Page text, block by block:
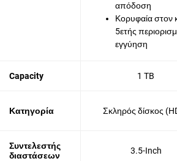
απόδοση
Κορυφαία στον
5ετής
εγγύηση
Capacity 1 TB
Κατηγορία Σκληρός δίσκος
Συντελεστής
διαστάσεων
3.5-Inch